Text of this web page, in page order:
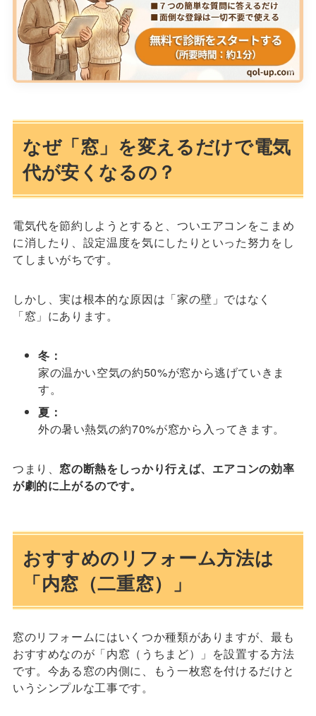
なぜ「窓」を変えるだけで電気
代が安くなるの？
電気代を節約しようとすると、ついエアコンをこまめ
に消したり、設定温度を気にしたりといった努力をし
てしまいがちです。
しかし、実は根本的な原因は「家の壁」ではなく
「窓」にあります。
冬：
家の温かい空気の約50%が窓から逃げていきま
す。
夏：
外の暑い熱気の約70%が窓から入ってきます。
つまり、 窓の断熱をしっかり行えば、エアコンの効率
が劇的に上がるのです。
おすすめのリフォーム方法は
「内窓（二重窓）」
窓のリフォームにはいくつか種類がありますが、最も
おすすめなのが「内窓（うちまど）」を設置する方法
です。今ある窓の内側に、もう一枚窓を付けるだけと
いうシンプルな工事です。